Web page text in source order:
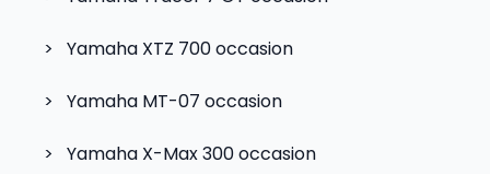
> Yamaha XTZ 700occasion
> Yamaha MT-07 occasion
> Yamaha X-Max 300occasion